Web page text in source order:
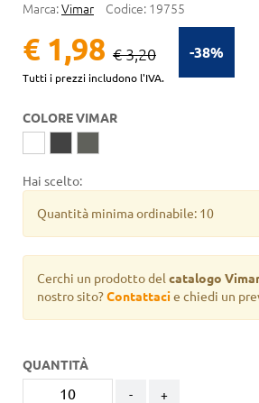
Marca:Vimar Codice: 19755
-38%
€ 1,98 € 3,20
Tutti i prezzi includono l'IVA.
COLORE VIMAR
Hai scelto:
Quantità minima ordinabile: 10
Cerchi un prodotto del catalogo
nostro sito?Contattacie chiedi un
QUANTITÀ
- +